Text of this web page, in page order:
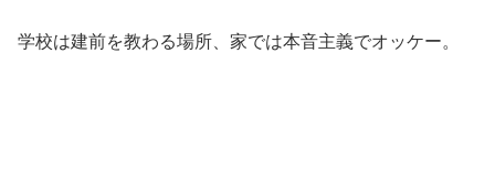
学校は建前を教わる場所、家では本音主義でオッケー。